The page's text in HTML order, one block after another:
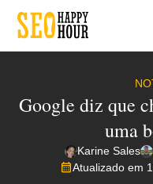
Google diz que
uma
Karine Sales
Atualizado em